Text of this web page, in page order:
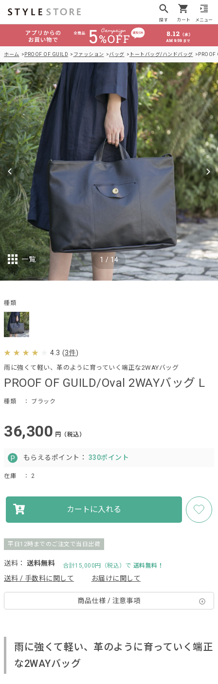
探す カート メニュー
ホーム PROOF OF GUILD ファッション バッグ トートバッグ/ハンドバッグ
PROOF OF GUILD/Oval 2WAYバッグ L
雨に強くて軽い、革のように育っていく端正な2WAYバッグ
種類 ： ブラック
4.3 (3件)
36,300 円（税込）
もらえるポイント： 330ポイント
在庫 ： 2
カートに入れる
平日12時までのご注文で当日出荷
送料： 送料無料 合計15,000円（税込）で 送料無料！
送料 / 手数料に関して お届けに関して
商品仕様 / 注意事項
1 / 14
一覧
種類
雨に強くて軽い、革のように育っていく端正
な2WAYバッグ